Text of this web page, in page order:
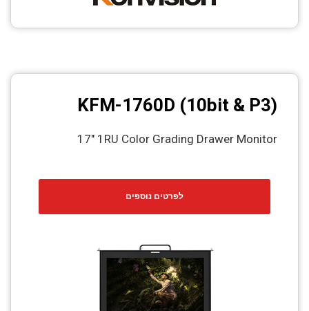
KFM-1760D (10bit & P3)
17" 1RU Color Grading Drawer Monitor
לפרטים נוספים